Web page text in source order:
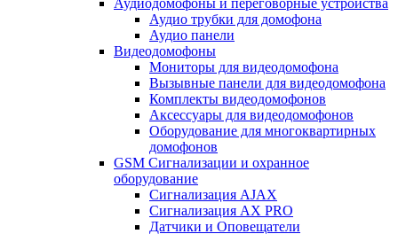
Аудиодомофоны и переговорные устройства
Аудио трубки для домофона
Аудио панели
Видеодомофоны
Мониторы для видеодомофона
Вызывные панели для видеодомофона
Комплекты видеодомофонов
Аксессуары для видеодомофонов
Оборудование для многоквартирных
домофонов
GSM Сигнализации и охранное
оборудование
Сигнализация AJAX
Сигнализация AX PRO
Датчики и Оповещатели